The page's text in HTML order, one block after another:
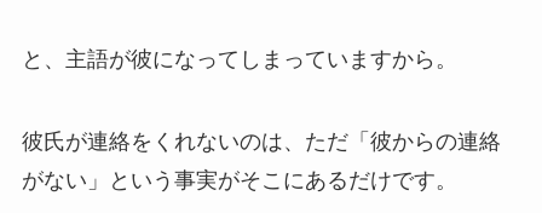
と、主語が彼になってしまっていますから。
彼氏が連絡をくれないのは、ただ「彼からの連絡
がない」という事実がそこにあるだけです。